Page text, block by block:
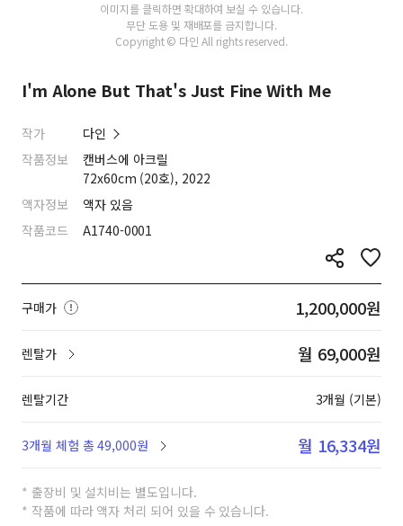
이미지를 클릭하면 확대하여 보실 수 있습니다.
무단 도용 및 재배포를 금지합니다.
Copyright © 다인 All rights reserved.
I'm Alone But That's Just Fine With Me
작가
다인
작품정보
캔버스에 아크릴
72x60cm (20호), 2022
액자정보
액자 있음
작품코드
A1740-0001
구매가 1,200,000원
렌탈가 월 69,000원
렌탈기간 3개월 (기본)
3개월 체험 총 49,000원 월 16,334원
* 출장비 및 설치비는 별도입니다.
* 작품에 따라 액자 처리 되어 있을 수 있습니다.